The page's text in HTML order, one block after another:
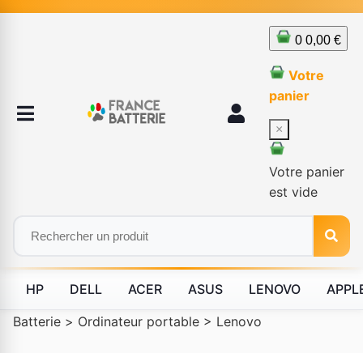
0 0,00 €
Votre
panier
×
Votre panier
est vide
HP DELL ACER ASUS LENOVO
Batterie > Ordinateur portable > Lenovo